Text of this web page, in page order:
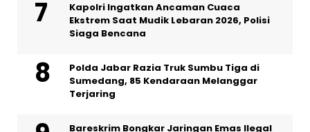
Kapolri Ingatkan Ancaman Cuaca
Ekstrem Saat Mudik Lebaran 2026, Polisi
Siaga Bencana
Polda Jabar Razia Truk Sumbu Tiga di
Sumedang, 85 Kendaraan Melanggar
Terjaring
Bareskrim Bongkar Jaringan Emas Ilegal